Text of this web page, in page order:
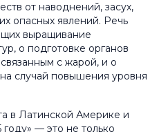
от наводнений, засух,
опасных явлений. Речь
выращивание
о подготовке органов
с жарой, и о
случай повышения уровня
в Латинской Америке и
— это не только